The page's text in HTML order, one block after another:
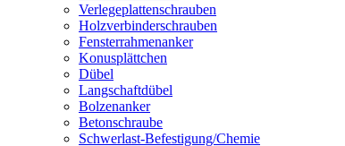
Verlegeplattenschrauben
Holzverbinderschrauben
Fensterrahmenanker
Konusplättchen
Dübel
Langschaftdübel
Bolzenanker
Betonschraube
Schwerlast-Befestigung/Chemie